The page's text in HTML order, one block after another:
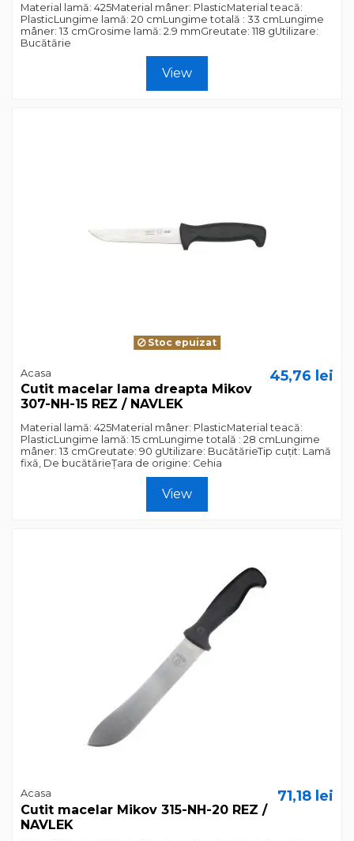
Material lamă: 425Material mâner: PlasticMaterial teacă:
PlasticLungime lamă: 20 cmLungime totală : 33 cmLungime
mâner: 13 cmGrosime lamă: 2.9 mmGreutate: 118 gUtilizare:
Bucătărie
View
Stoc epuizat
Acasa
Cutit macelar lama dreapta Mikov
307-NH-15 REZ / NAVLEK
45,76 lei
Material lamă: 425Material mâner: PlasticMaterial teacă:
PlasticLungime lamă: 15 cmLungime totală : 28 cmLungime
mâner: 13 cmGreutate: 90 gUtilizare: BucătărieTip cuțit: Lamă
fixă, De bucătărieȚara de origine: Cehia
View
Acasa
Cutit macelar Mikov 315-NH-20 REZ /
NAVLEK
71,18 lei